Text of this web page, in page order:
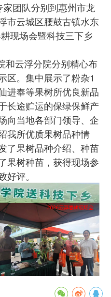
团队分别到惠州市龙
市云城区腰鼓古镇水东
现场会暨科技三下乡
云浮分院分别精心布
区。集中展示了粉杂1
进奉等果树所优良新品
长途贮运的保绿保鲜产
向当地各部门领导、企
我所优质果树品种情
了果树品种介绍、种苗
果树种苗，获得现场参
评。